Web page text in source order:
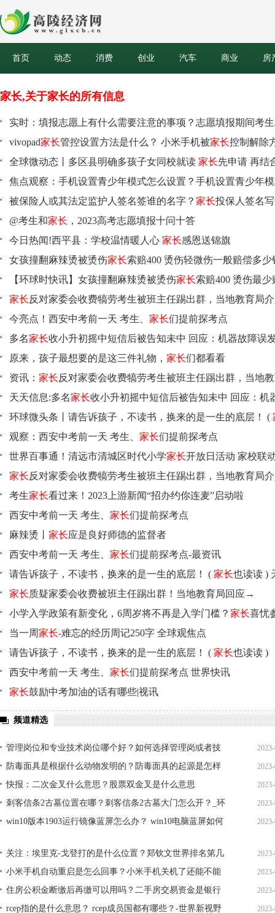
首页 动态 消费 创业 汽车 商业 房
家长,关于家长的所有信息
实时：填报志愿上有什么需要注意的事项？志愿填报期间考
过什么渠道咨询？
vivopad家长管控设置方法是什么？ 小米手机被家长控制解除
么？
全球微动态丨多区县明确多孩子女同校就读 家长先申请 再结
位统筹安排
焦点观察：手机设置青少年模式怎么设置？手机设置青少年
用
被保险人或其法定监护人签名签谁的名字？ 家长投保人签名
字？
@考生和家长 ，2023高考志愿填报十问十答
今日热闻!​西平县：学校温情暖人心 家长感恩送锦旗
女孩撞翻麻辣烫被烫伤家长索赔400 烫伤轻微伤一般赔偿多少
【环球时快讯】女孩撞翻麻辣烫被烫伤家长索赔400 烫伤最
费用？
家长反对家委会收费犒劳考生被班主任踢出群，当地教育局
今亮点！西安中考前一天 考生、 家长们提前探考点
多名家长收小升初摇中短信后被告知未中 回应：机器故障误
点
原来，孩子最想要的是这三件礼物， 家长们都看看
资讯： 家长反对家委会收费犒劳考生被班主任踢出群，当地
天天信息:多名家长收小升初摇中短信后被告知未中 回应：机
发
环球微头条丨请告诉孩子，不读书，换来的是一生的底层！ (
读 )
观察：西安中考前一天 考生、 家长们提前探考点
世界百事通！清远市清城区时代小学家长开放日活动 家校联
人（组图）
家长反对家委会收费犒劳考生被班主任踢出群，当地教育局
考生家长看过来！2023上游新闻“招办约你连麦”启动啦
西安中考前一天 考生、 家长们提前探考点
麻辣烫丨 家长应是良好师德的监督者
西安中考前一天 考生、 家长们提前探考点-最资讯
请告诉孩子，不读书，换来的是一生的底层！ ( 家长也读读 )
讯
家长质疑家委会收费被班主任踢出群！当地教育局回应→
小学入学政策有新变化，6周岁将不再是入学门槛？ 家长喜忧
当一周家长-难忘的经历周记250字 全球观焦点
请告诉孩子，不读书，换来的是一生的底层！ ( 家长也读读 )
西安中考前一天 考生、 家长们提前探考点 世界快讯
家长鼓励中考加油的话有哪些|视讯
频道精选
管理岗位和专业技术岗位哪个好？如何选择管理岗或者技
术岗？_世界热资讯
防毒面具是根据什么动物发明的？防毒面具的起源是怎样
的？-新动态
快报：二次金叉什么意思？股票双金叉是什么意思
刺客信条2古墓位置在哪？刺客信条2古墓大门怎么开？_环
球新要闻
win10版本1903运行镜像蓝屏怎么办？ win10电脑蓝屏如何
关注：埃里克-戈登打的是什么位置？郑钦文世界排名第几
位？
小米手机自动重启是怎么回事？小米手机关机了还能不能
定位？ 快报
住房公积金断缴后再缴可以用吗？二手房交易资金是银行
监管还是房管局？-世界观察
rcep指的是什么意思？ rcep成员国都有哪些？-世界新视野